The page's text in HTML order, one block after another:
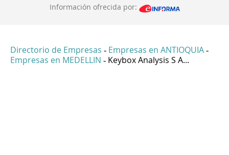
Información ofrecida por:
Directorio de Empresas - Empresas en ANTIOQUIA -
Empresas en MEDELLIN - Keybox Analysis S A...